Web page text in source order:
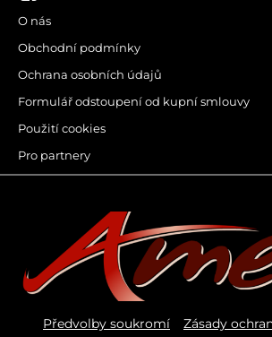
O nás
Obchodní podmínky
Ochrana osobních údajů
Formulář odstoupení od kupní smlouvy
Použití cookies
Pro partnery
Předvolby soukromí Zásady